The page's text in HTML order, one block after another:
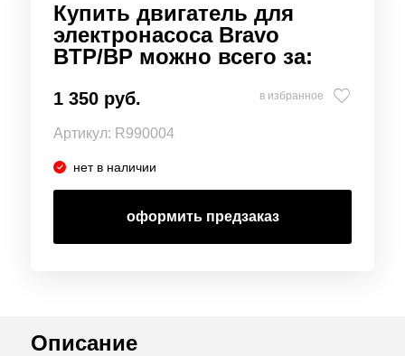
Купить двигатель для
электронасоса Bravo
BTP/BP можно всего за:
1 350 руб. в избранное
Артикул: R990004
нет в наличии
оформить предзаказ
Описание